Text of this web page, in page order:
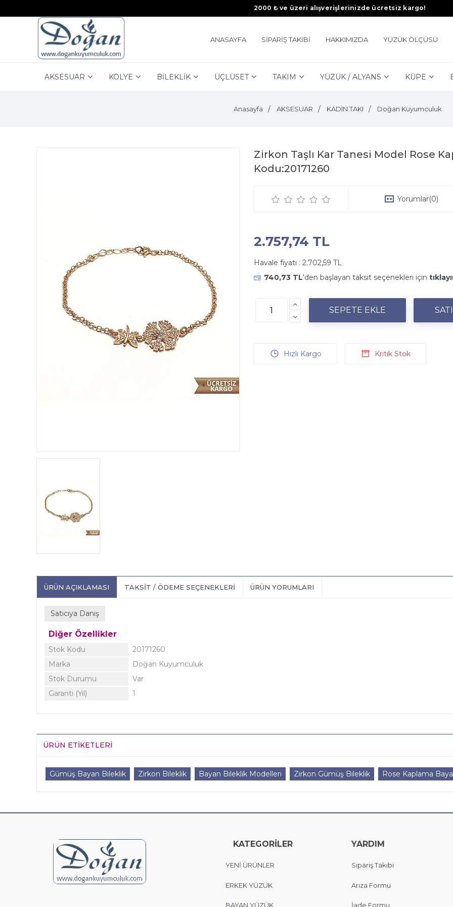
2000 ₺ ve üzeri alışverişlerinizde ücretsiz kargo!
ANASAYFA SİPARİŞ TAKİBİ HAKKIMIZDA YÜZÜK ÖLÇÜSÜ
AKSESUAR KOLYE BİLEKLİK ÜÇLÜSET TAKIM YÜZÜK / ALYANS KÜPE
Anasayfa AKSESUAR KADIN TAKI Doğan Kuyumculuk
Zirkon Taşlı Kar Tanesi Model Rose
Kodu:20171260
Yorumlar(0)
2.757,74 TL
Havale fiyatı : 2.702,59 TL
740,73 TL'den başlayan taksit seçenekleri için
ÜRÜN AÇIKLAMASI TAKSIT / ÖDEME SEÇENEKLERI ÜRÜN YORUMLARI
Satıcıya Danış
Diğer Özellikler
Stok Kodu
20171260
Marka
Doğan Kuyumculuk
Stok Durumu
Var
Garanti (Yıl)
1
ÜRÜN ETIKETLERI
Gümüş Bayan Bileklik Zirkon Bileklik Bayan Bileklik Modelleri Zirkon Gümüş Bileklik Rose Kaplama
KATEGORİLER
YENİ ÜRÜNLER
ERKEK YÜZÜK
BAYAN YÜZÜK
YARDIM
Sipariş Takibi
Arıza Formu
İade Formu